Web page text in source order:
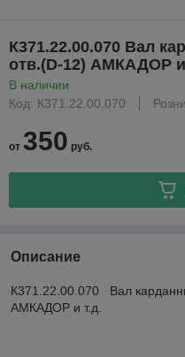
К371.22.00.070 Вал
отв.(D-12) АМКАДОР и
В наличии
Код: К371.22.00.070
от 350 руб.
Описание
К371.22.00.070 Вал
АМКАДОР и т.д.